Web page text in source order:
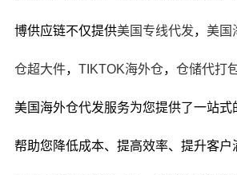
博供应链不仅提供美国专线代发， 美国
仓超大件， TIKTOK海外仓， 仓储代打
美国海外仓代发服务为您提供了一站式
帮助您降低成本、提高效率、提升客户